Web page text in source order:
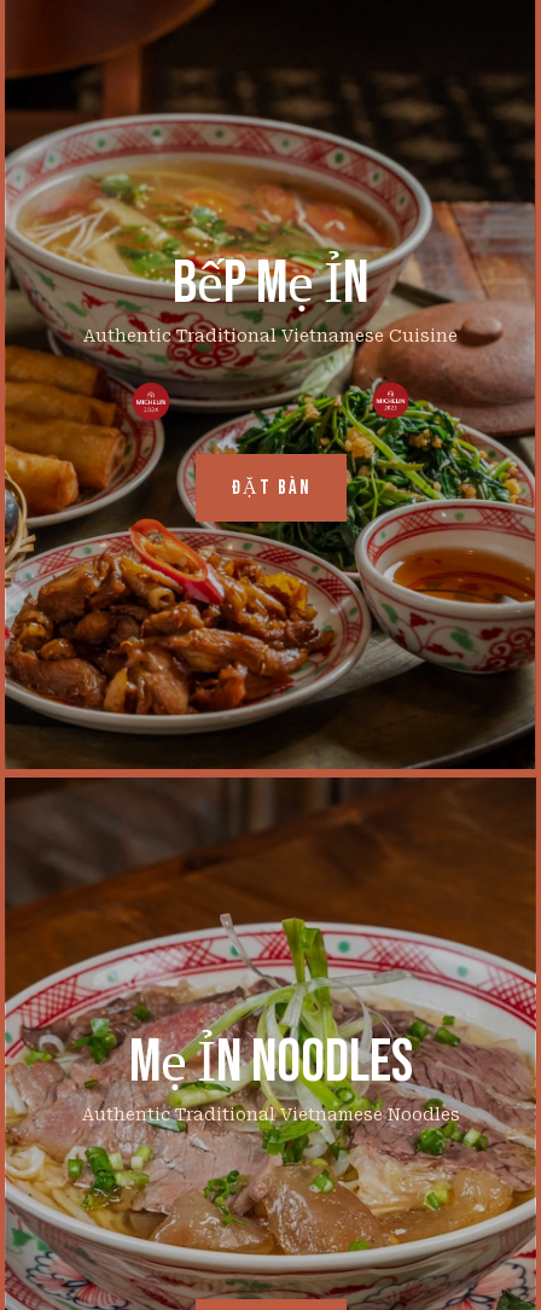
Bếp Mẹ Ỉn
Authentic Traditional Vietnamese Cuisine
ĐẶT BÀN
Mẹ Ỉn Noodles
Authentic Traditional Vietnamese Noodles